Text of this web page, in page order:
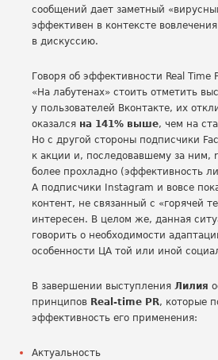
сообщений дает заметный
эффективен в контексте
в дискуссию.
Говоря об эффективности Real Time
«На лабутенах» стоить отметить
у пользователей Вконтакте, их
оказался на 141% выше, чем на
Но с другой стороны подписчики
к акции и, последовавшему за ним,
более прохладно (эффективность
А подписчики Instagram и вовсе
контент, не связанный с «горячей
интересен. В целом же, данная
говорить о необходимости
особенности ЦА той или иной
В завершении выступления Лилия
принципов Real-time PR, которые
эффективность его применения:
Актуальность